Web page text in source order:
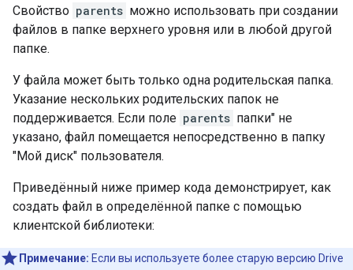
Свойство parents можно использовать при создании
файлов в папке верхнего уровня или в любой другой
папке.
У файла может быть только одна родительская папка.
Указание нескольких родительских папок не
поддерживается. Если поле parents папки" не
указано, файл помещается непосредственно в папку
"Мой диск" пользователя.
Приведённый ниже пример кода демонстрирует, как
создать файл в определённой папке с помощью
клиентской библиотеки:
Примечание: Если вы используете более старую версию Drive